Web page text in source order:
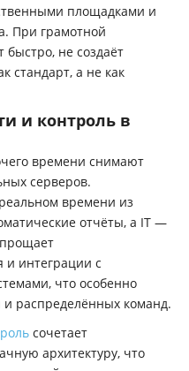
площадками и
При грамотной
быстро, не создаёт
стандарт, а не как
и контроль в
времени снимают
серверов.
времени из
отчёты, а IT —
и интеграции с
что особенно
распределённых команд.
сочетает
архитектуру, что